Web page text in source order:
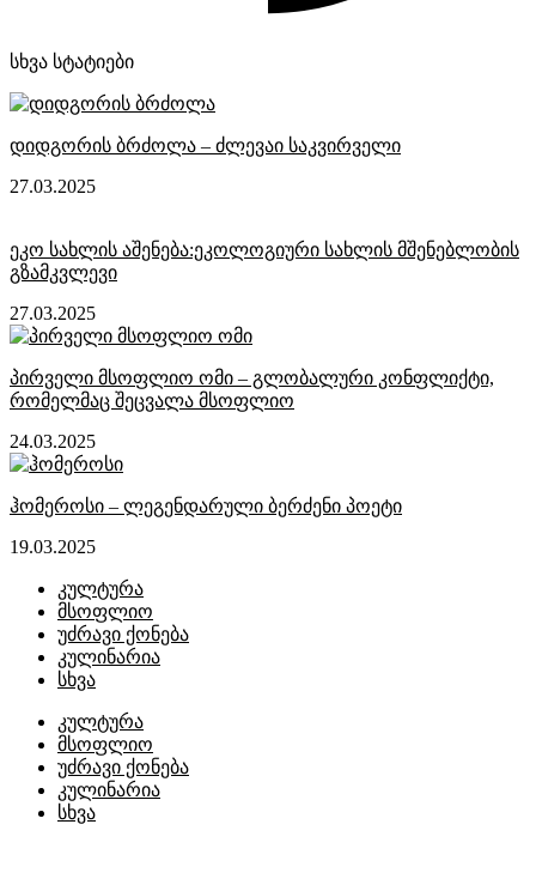
სხვა სტატიები
დიდგორის ბრძოლა – ძლევაი საკვირველი
27.03.2025
ეკო სახლის აშენება:ეკოლოგიური სახლის მშენებლობის
გზამკვლევი
27.03.2025
პირველი მსოფლიო ომი – გლობალური კონფლიქტი,
რომელმაც შეცვალა მსოფლიო
24.03.2025
ჰომეროსი – ლეგენდარული ბერძენი პოეტი
19.03.2025
კულტურა
მსოფლიო
უძრავი ქონება
კულინარია
სხვა
კულტურა
მსოფლიო
უძრავი ქონება
კულინარია
სხვა